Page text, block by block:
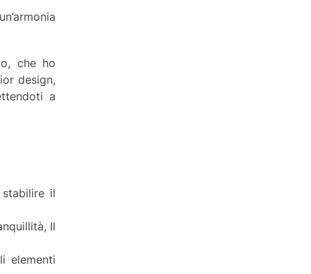
che ho
design,
a
il
Il
elementi